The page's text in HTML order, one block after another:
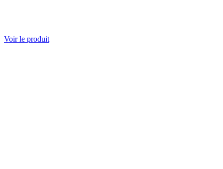
Voir le produit